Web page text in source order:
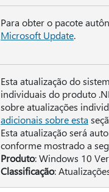
Para obter o pacote
Microsoft Update.
Esta atualização do
individuais do produto
sobre atualizações
adicionais sobre esta
Esta atualização será
conforme mostrado a
Produto: Windows 10
Classificação: